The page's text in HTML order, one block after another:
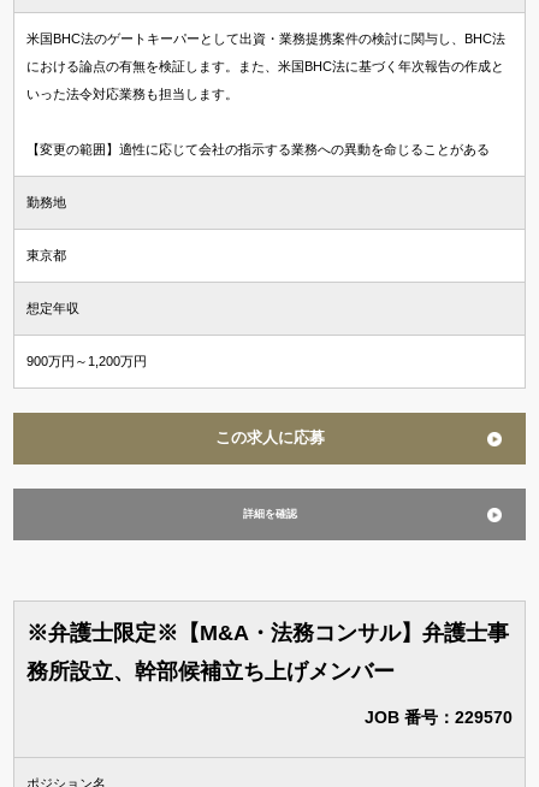
米国BHC法のゲートキーパーとして出資・業務提携案件の検討に関与し、BHC法
における論点の有無を検証します。また、米国BHC法に基づく年次報告の作成と
いった法令対応業務も担当します。
【変更の範囲】適性に応じて会社の指示する業務への異動を命じることがある
勤務地
東京都
想定年収
900万円～1,200万円
この求人に応募
詳細を確認
※弁護士限定※【M&A・法務コンサル】弁護士事
務所設立、幹部候補立ち上げメンバー
JOB 番号：229570
ポジション名